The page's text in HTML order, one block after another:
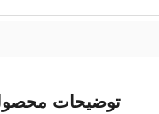
توضیحات